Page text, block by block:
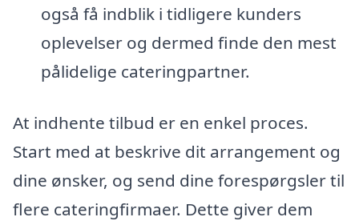
også få indblik i tidligere kunders
oplevelser og dermed finde den mest
pålidelige cateringpartner.
At indhente tilbud er en enkel proces.
Start med at beskrive dit arrangement og
dine ønsker, og send dine forespørgsler til
flere cateringfirmaer. Dette giver dem